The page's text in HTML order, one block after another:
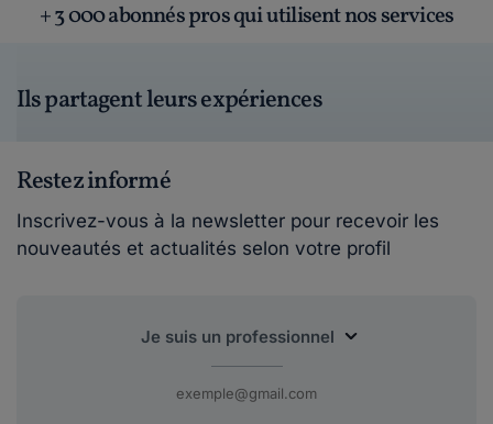
+ 3 000 abonnés pros qui utilisent nos services
Ils partagent leurs expériences
Restez informé
Inscrivez-vous à la newsletter pour recevoir les
nouveautés et actualités selon votre profil